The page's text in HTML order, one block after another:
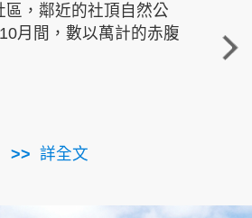
區，鄰近的社頂自然公
月間，數以萬計的赤腹
詳全文
重
走進